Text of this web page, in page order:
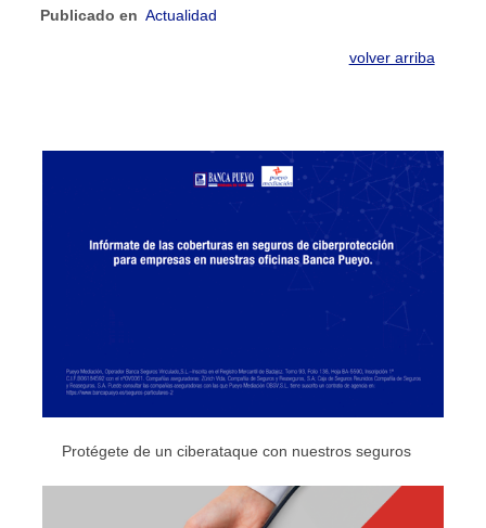
Publicado en Actualidad
volver arriba
Protégete de un ciberataque con nuestros seguros